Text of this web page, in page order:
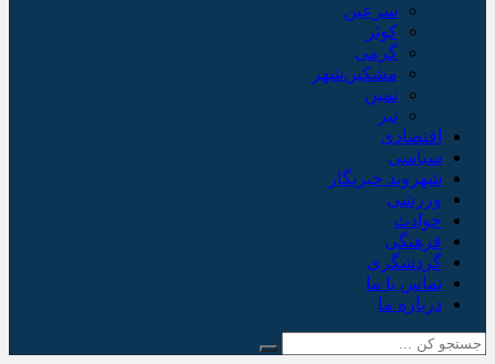
سرعین
کوثر
گرمی
مشکین‌شهر
نمین
نیر
اقتصادی
سیاسی
شهروند خبرنگار
ورزشی
حوادث
فرهنگی
گردشگری
تماس با ما
درباره ما